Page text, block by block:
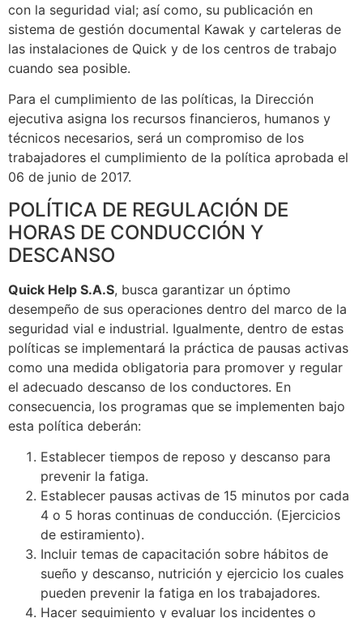
con la seguridad vial; así como, su publicación en
sistema de gestión documental Kawak y carteleras de
las instalaciones de Quick y de los centros de trabajo
cuando sea posible.
Para el cumplimiento de las políticas, la Dirección
ejecutiva asigna los recursos financieros, humanos y
técnicos necesarios, será un compromiso de los
trabajadores el cumplimiento de la política aprobada el
06 de junio de 2017.
POLÍTICA DE REGULACIÓN DE
HORAS DE CONDUCCIÓN Y
DESCANSO
Quick Help S.A.S, busca garantizar un óptimo
desempeño de sus operaciones dentro del marco de la
seguridad vial e industrial. Igualmente, dentro de estas
políticas se implementará la práctica de pausas activas
como una medida obligatoria para promover y regular
el adecuado descanso de los conductores. En
consecuencia, los programas que se implementen bajo
esta política deberán:
Establecer tiempos de reposo y descanso para
prevenir la fatiga.
Establecer pausas activas de 15 minutos por cada
4 o 5 horas continuas de conducción. (Ejercicios
de estiramiento).
Incluir temas de capacitación sobre hábitos de
sueño y descanso, nutrición y ejercicio los cuales
pueden prevenir la fatiga en los trabajadores.
Hacer seguimiento y evaluar los incidentes o